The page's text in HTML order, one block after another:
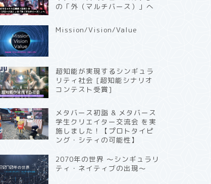
の「外（マルチバース）」へ
Mission/Vision/Value
超知能が実現するシンギュラ
リティ社会 [超知能シナリオ
コンテスト受賞]
メタバース初詣 & メタバース
学生クリエイター交流会 を実
施しました！【プロトタイピ
ング・シティの可能性】
2070年の世界 〜シンギュラリ
ティ・ネイティブの出現〜